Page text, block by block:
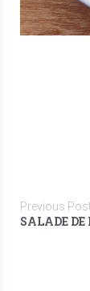
Previous Post